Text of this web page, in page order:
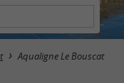
Aqualigne Le Bouscat